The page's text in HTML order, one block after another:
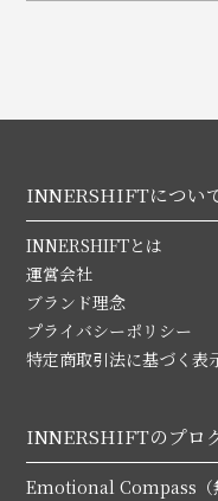
INNERSHIFTについ
INNERSHIFTとは
運営会社
ブランド理念
プライバシーポリシー
特定商取引法に基づく表
INNERSHIFTのプロ
Emotional Compass（